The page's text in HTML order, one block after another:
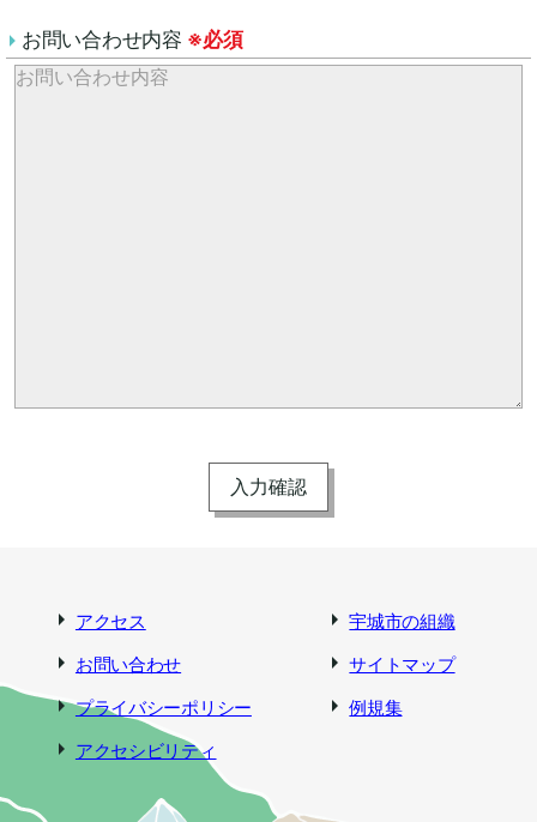
お問い合わせ内容 ※必須
アクセス
宇城市の組織
お問い合わせ
サイトマップ
プライバシーポリシー
例規集
アクセシビリティ